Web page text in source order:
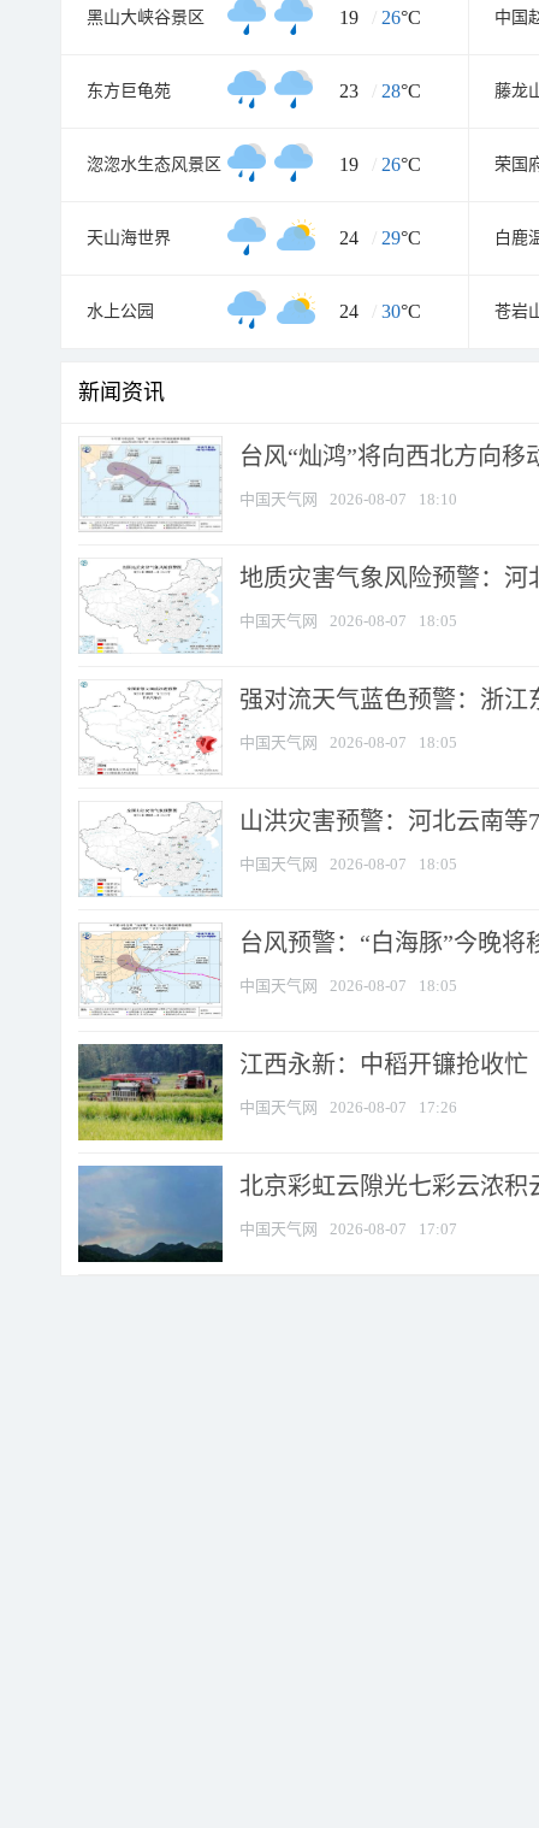
黑山大峡谷景区 19 / 26°C 中国
东方巨龟苑 23 / 28°C 藤龙
淴淴水生态风景区 19 / 26°C 荣国
天山海世界 24 / 29°C 白鹿
水上公园 24 / 30°C 苍岩
新闻资讯
台风“灿鸿”将向西北方向移
中国天气网 2026-08-07 18:10
地质灾害气象风险预警：河
中国天气网 2026-08-07 18:05
强对流天气蓝色预警：浙江
中国天气网 2026-08-07 18:05
山洪灾害预警：河北云南
中国天气网 2026-08-07 18:05
台风预警：“白海豚”今晚将
中国天气网 2026-08-07 18:05
江西永新：中稻开镰抢收忙
中国天气网 2026-08-07 17:26
北京彩虹云隙光七彩云浓积
中国天气网 2026-08-07 17:07